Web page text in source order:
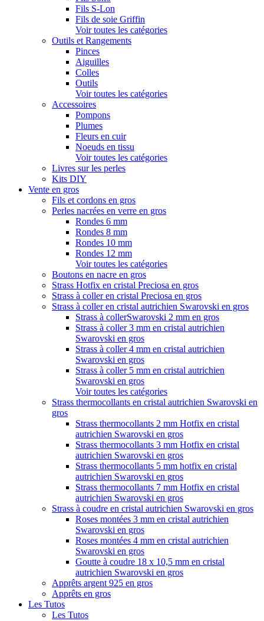
Fils S-Lon
Fils de soie Griffin
Voir toutes les catégories
Outils et Rangements
Pinces
Aiguilles
Colles
Outils
Voir toutes les catégories
Accessoires
Pompons
Plumes
Fleurs en cuir
Noeuds en tissu
Voir toutes les catégories
Livres sur les perles
Kits DIY
Vente en gros
Fils et cordons en gros
Perles nacrées en verre en gros
Rondes 6 mm
Rondes 8 mm
Rondes 10 mm
Rondes 12 mm
Voir toutes les catégories
Boutons en nacre en gros
Strass Hotfix en cristal Preciosa en gros
Strass à coller en cristal Preciosa en gros
Strass à coller en cristal autrichien Swarovski en gros
Strass à collerSwarovski 2 mm en gros
Strass à coller 3 mm en cristal autrichien
Swarovski en gros
Strass à coller 4 mm en cristal autrichien
Swarovski en gros
Strass à coller 5 mm en cristal autrichien
Swarovski en gros
Voir toutes les catégories
Strass thermocollants en cristal autrichien Swarovski en
gros
Strass thermocollants 2 mm Hotfix en cristal
autrichien Swarovski en gros
Strass thermocollants 3 mm Hotfix en cristal
autrichien Swarovski en gros
Strass thermocollants 5 mm hotfix en cristal
autrichien Swarovski en gros
Strass thermocollants 7 mm Hotfix en cristal
autrichien Swarovski en gros
Strass à coudre en cristal autrichien Swarovski en gros
Roses montées 3 mm en cristal autrichien
Swarovski en gros
Roses montées 4 mm en cristal autrichien
Swarovski en gros
Goutte à coudre 18 x 10,5 mm en cristal
autrichien Swarovski en gros
Apprêts argent 925 en gros
Apprêts en gros
Les Tutos
Les Tutos